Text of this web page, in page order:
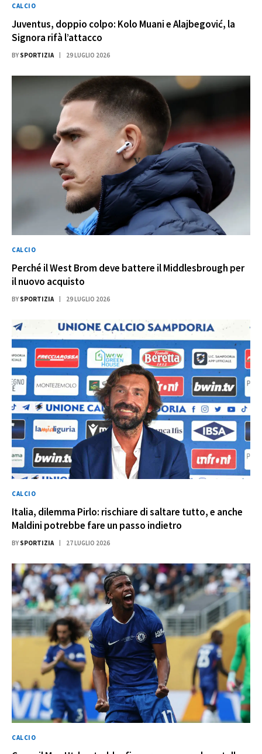
CALCIO
Juventus, doppio colpo: Kolo Muani e Alajbegović, la
Signora rifà l’attacco
BY SPORTIZIA 29 LUGLIO 2026
CALCIO
Perché il West Brom deve battere il Middlesbrough per
il nuovo acquisto
BY SPORTIZIA 29 LUGLIO 2026
CALCIO
Italia, dilemma Pirlo: rischiare di saltare tutto, e anche
Maldini potrebbe fare un passo indietro
BY SPORTIZIA 27 LUGLIO 2026
CALCIO